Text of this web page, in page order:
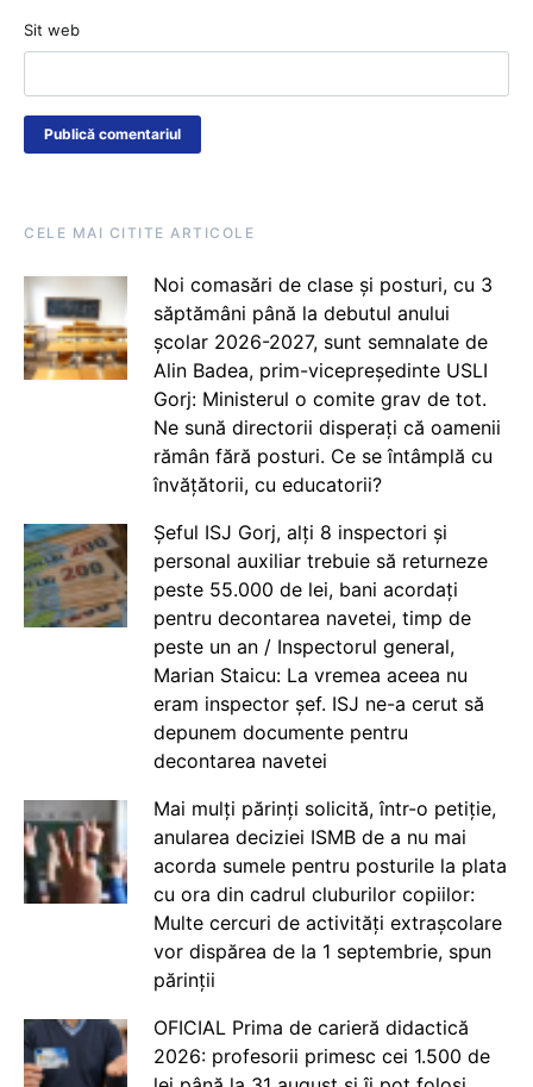
Sit web
CELE MAI CITITE ARTICOLE
Noi comasări de clase și posturi, cu 3
săptămâni până la debutul anului
școlar 2026-2027, sunt semnalate de
Alin Badea, prim-vicepreședinte USLI
Gorj: Ministerul o comite grav de tot.
Ne sună directorii disperați că oamenii
rămân fără posturi. Ce se întâmplă cu
învățătorii, cu educatorii?
Șeful ISJ Gorj, alți 8 inspectori și
personal auxiliar trebuie să returneze
peste 55.000 de lei, bani acordați
pentru decontarea navetei, timp de
peste un an / Inspectorul general,
Marian Staicu: La vremea aceea nu
eram inspector șef. ISJ ne-a cerut să
depunem documente pentru
decontarea navetei
Mai mulți părinți solicită, într-o petiție,
anularea deciziei ISMB de a nu mai
acorda sumele pentru posturile la plata
cu ora din cadrul cluburilor copiilor:
Multe cercuri de activități extrașcolare
vor dispărea de la 1 septembrie, spun
părinții
OFICIAL Prima de carieră didactică
2026: profesorii primesc cei 1.500 de